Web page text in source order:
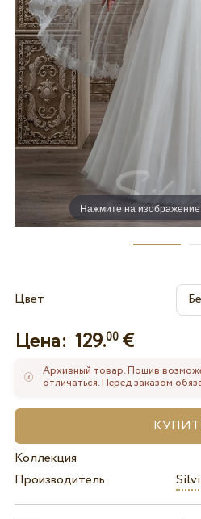
Нажмите на
Цвет
Цена: 129.00€
Архивный товар. Пошив
отличаться. Перед заказом
Коллекция
Производитель